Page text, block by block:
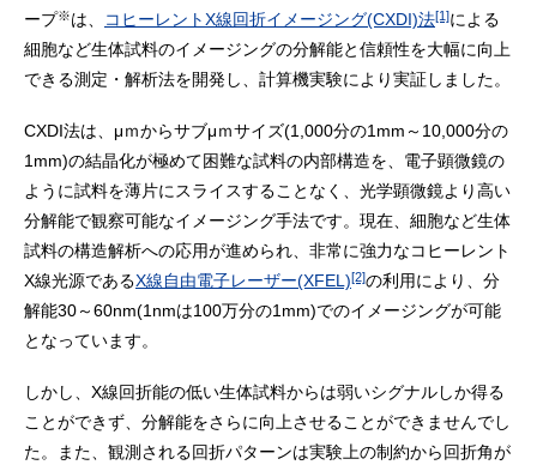
ープ※は、 コヒーレントX線回折イメージング(CXDI)法[1]による
細胞など生体試料のイメージングの分解能と信頼性を大幅に向上
できる測定・解析法を開発し、計算機実験により実証しました。
CXDI法は、μｍからサブμｍサイズ(1,000分の1mm～10,000分の
1mm)の結晶化が極めて困難な試料の内部構造を、電子顕微鏡の
ように試料を薄片にスライスすることなく、光学顕微鏡より高い
分解能で観察可能なイメージング手法です。現在、細胞など生体
試料の構造解析への応用が進められ、非常に強力なコヒーレント
X線光源であるX線自由電子レーザー(XFEL)[2]の利用により、分
解能30～60nm(1nmは100万分の1mm)でのイメージングが可能
となっています。
しかし、X線回折能の低い生体試料からは弱いシグナルしか得る
ことができず、分解能をさらに向上させることができませんでし
た。また、観測される回折パターンは実験上の制約から回折角が